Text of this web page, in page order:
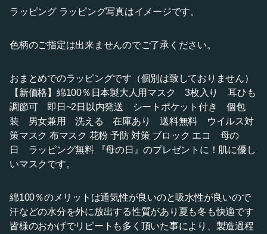
ラッピング ラッピング写真はイメージです。
色柄のご指定は出来ませんのでご了承ください。
おまとめでのラッピングです（個別は致しておりません）
【新価格】綿100％日本製大人用マスク 3枚入り 耳ひも
調節可 即日~2日以内発送 シートポケット付き 個包
装 男女兼用 洗える 在庫あり 送料無料 ウイルス対
策マスク 布マスク 花粉 予防 対策 ブロック エコ 母の
日 ラッピング無料 『母の日』のプレゼントに！肌に優し
いマスクです。
綿100％のメリットは通気性が良いのと吸水性が良いので
汗などの水分を外に放出する性質があり夏も冬も快適です
皆様のおかげでリピートも多く頂いた事により、製造過程